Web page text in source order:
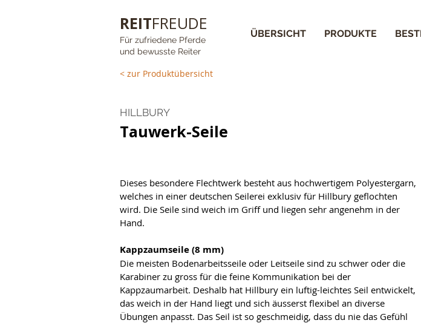
REITFREUDE
Für zufriedene Pferde
und bewusste Reiter
ÜBERSICHT PRODUKTE
< zur Produktübersicht
HILLBURY
Tauwerk-Seile
Dieses besondere Flechtwerk besteht aus hochwertigem Polyestergarn,
welches in einer deutschen Seilerei exklusiv für Hillbury geflochten
wird. Die Seile sind weich im Griff und liegen sehr angenehm in der
Hand.
Kappzaumseile (8 mm)
Die meisten Bodenarbeitsseile oder Leitseile sind zu schwer oder die
Karabiner zu gross für die feine Kommunikation bei der
Kappzaumarbeit. Deshalb hat Hillbury ein luftig-leichtes Seil entwickelt,
das weich in der Hand liegt und sich äusserst flexibel an diverse
Übungen anpasst. Das Seil ist so geschmeidig, dass du nie das Gefühl